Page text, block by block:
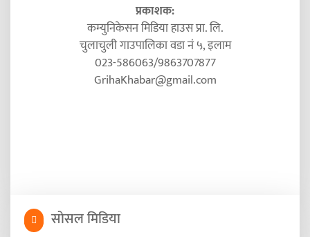
प्रकाशक:
कम्युनिकेसन मिडिया हाउस प्रा. लि.
चुलाचुली गाउपालिका वडा नं ५, इलाम
023-586063/9863707877
GrihaKhabar@gmail.com
सोसल मिडिया